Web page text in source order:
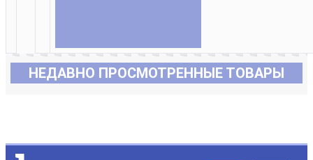
НЕДАВНО ПРОСМОТРЕННЫЕ ТОВАРЫ